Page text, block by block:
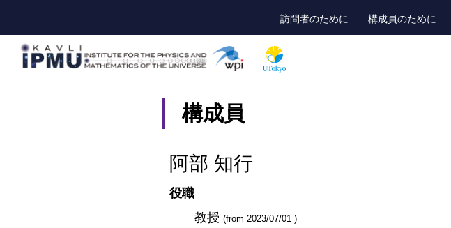
main
content
訪問者のために 構成員のために
構成員
阿部 知行
役職
教授(from 2023/07/01 )